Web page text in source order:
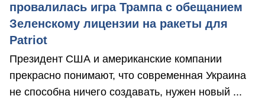
провалилась игра Трампа с обещанием
Зеленскому лицензии на ракеты для
Patriot
Президент США и американские компании
прекрасно понимают, что современная Украина
не способна ничего создавать, нужен новый ...